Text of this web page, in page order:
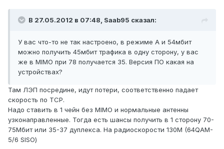
В 27.05.2012 в 07:48, Saab95 сказал:
У вас что-то не так настроено, в режиме A и 54мбит
можно получить 45мбит трафика в одну сторону, у вас
же в MIMO при 78 получается 35. Версия ПО какая на
устройствах?
Там ЛЭП посредине, идут потери, соответственно падает
скорость по TCP.
Надо ставить в 1 чейн без MIMO и нормальные антенны
узконаправленные. Тогда есть шансы получить в 1 сторону 70-
75Мбит или 35-37 дуплекса. На радиоскорости 130М (64QAM-
5/6 SISO)